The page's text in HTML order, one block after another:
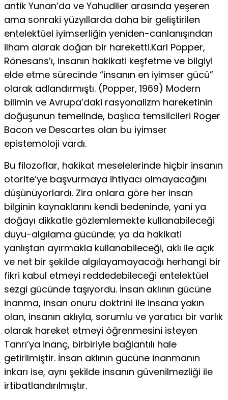
antik Yunan’da ve Yahudiler arasında yeşeren
ama sonraki yüzyıllarda daha bir geliştirilen
entelektüel iyimserliğin yeniden-canlanışından
ilham alarak doğan bir hareketti.Karl Popper,
Rönesans’ı, insanın hakikati keşfetme ve bilgiyi
elde etme sürecinde “insanın en iyimser gücü”
olarak adlandırmıştı. (Popper, 1969) Modern
bilimin ve Avrupa’daki rasyonalizm hareketinin
doğuşunun temelinde, başlıca temsilcileri Roger
Bacon ve Descartes olan bu iyimser
epistemoloji vardı.
Bu filozoflar, hakikat meselelerinde hiçbir insanın
otorite’ye başvurmaya ihtiyacı olmayacağını
düşünüyorlardı. Zira onlara göre her insan
bilginin kaynaklarını kendi bedeninde, yani ya
doğayı dikkatle gözlemlemekte kullanabileceği
duyu-algılama gücünde; ya da hakikati
yanlıştan ayırmakla kullanabileceği, aklı ile açık
ve net bir şekilde algılayamayacağı herhangi bir
fikri kabul etmeyi reddedebileceği entelektüel
sezgi gücünde taşıyordu. İnsan aklının gücüne
inanma, insan onuru doktrini ile insana yakın
olan, insanın aklıyla, sorumlu ve yaratıcı bir varlık
olarak hareket etmeyi öğrenmesini isteyen
Tanrı’ya inanç, birbiriyle bağlantılı hale
getirilmiştir. İnsan aklının gücüne inanmanın
inkarı ise, aynı şekilde insanın güvenilmezliği ile
irtibatlandırılmıştır.